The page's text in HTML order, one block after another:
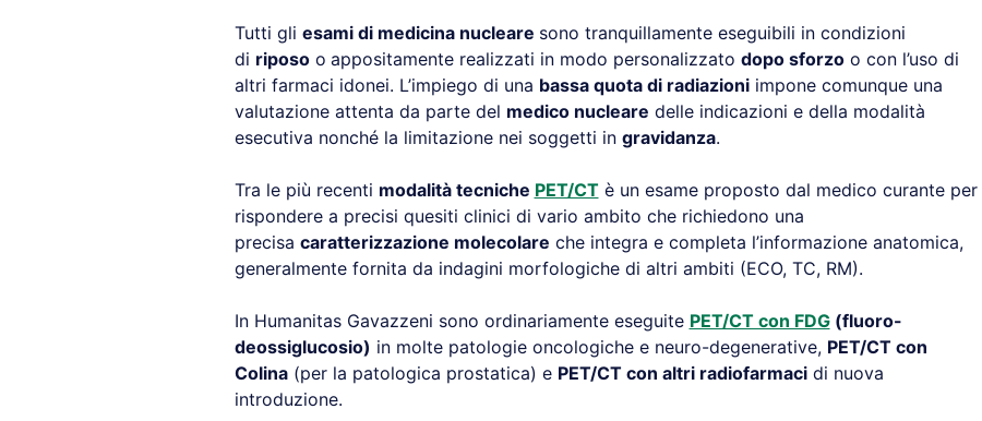
Tutti gli esami di medicina nucleare sono tranquillamente eseguibili in condizioni
di riposoo appositamente realizzati in modo personalizzato dopo sforzoo con l’uso di
altri farmaci idonei. L’impiego di una bassa quota di radiazioniimpone comunque una
valutazione attenta da parte del medico nucleare delle indicazioni e della modalità
esecutiva nonché la limitazione nei soggetti in gravidanza.
Tra le più recenti modalità tecniche PET/CTè un esame proposto dal medico curante per
rispondere a precisi quesiti clinici di vario ambito che richiedono una
precisa caratterizzazione molecolare che integra e completa l’informazione anatomica,
generalmente fornita da indagini morfologiche di altri ambiti (ECO, TC, RM).
In Humanitas Gavazzeni sono ordinariamente eseguite PET/CT con FDG(fluoro-
deossiglucosio) in molte patologie oncologiche e neuro-degenerative, PET/CT con
Colina(per la patologica prostatica) e PET/CT con altri radiofarmacidi nuova
introduzione.